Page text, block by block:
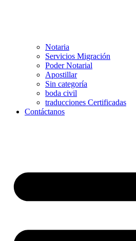
Notaria
Servicios Migración
Poder Notarial
Apostillar
Sin categoría
boda civil
traducciones Certificadas
Contáctanos